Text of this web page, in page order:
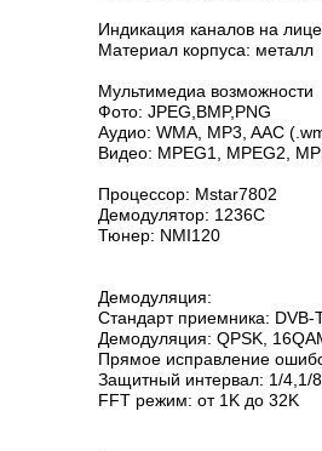
Индикация каналов на
Материал корпуса: металл
Мультимедиа возможности
Фото: JPEG,BMP,PNG
Аудио: WMA, MP3, AAC
Видео: MPEG1, MPEG2,
Процессор: Mstar7802
Демодулятор: 1236C
Тюнер: NMI120
Демодуляция:
Стандарт приемника: DVB-
Демодуляция: QPSK,
Прямое исправление
Защитный интервал: 1/4,1/
FFT режим: от 1K до 32K